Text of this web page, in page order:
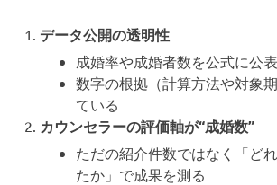
データ公開の透明性
成婚率や成婚者数を公式に公
数字の根拠（計算方法や対象
ている
カウンセラーの評価軸が“成婚数”
ただの紹介件数ではなく「ど
たか」で成果を測る